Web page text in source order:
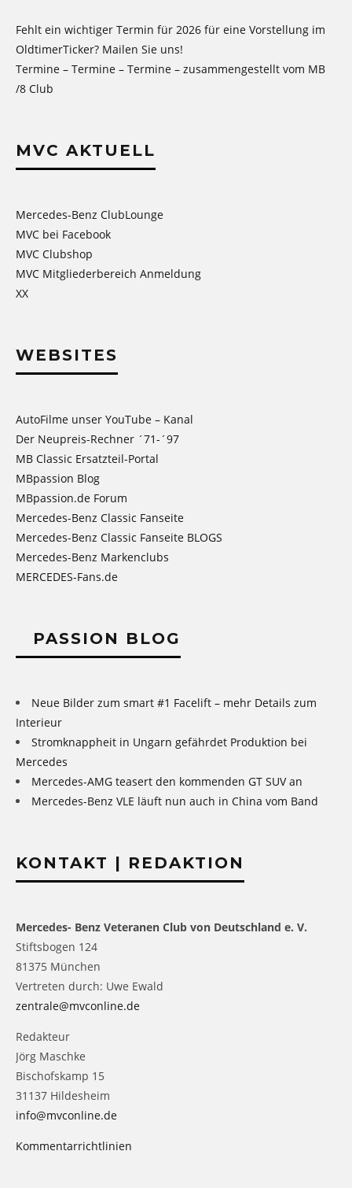
Fehlt ein wichtiger Termin für 2026 für eine Vorstellung im
OldtimerTicker? Mailen Sie uns!
Termine – Termine – Termine – zusammengestellt vom MB
/8 Club
MVC AKTUELL
Mercedes-Benz ClubLounge
MVC bei Facebook
MVC Clubshop
MVC Mitgliederbereich Anmeldung
XX
WEBSITES
AutoFilme unser YouTube – Kanal
Der Neupreis-Rechner ´71-´97
MB Classic Ersatzteil-Portal
MBpassion Blog
MBpassion.de Forum
Mercedes-Benz Classic Fanseite
Mercedes-Benz Classic Fanseite BLOGS
Mercedes-Benz Markenclubs
MERCEDES-Fans.de
PASSION BLOG
Neue Bilder zum smart #1 Facelift – mehr Details zum
Interieur
Stromknappheit in Ungarn gefährdet Produktion bei
Mercedes
Mercedes-AMG teasert den kommenden GT SUV an
Mercedes-Benz VLE läuft nun auch in China vom Band
KONTAKT | REDAKTION
Mercedes- Benz Veteranen Club von Deutschland e. V.
Stiftsbogen 124
81375 München
Vertreten durch: Uwe Ewald
zentrale@mvconline.de
Redakteur
Jörg Maschke
Bischofskamp 15
31137 Hildesheim
info@mvconline.de
Kommentarrichtlinien